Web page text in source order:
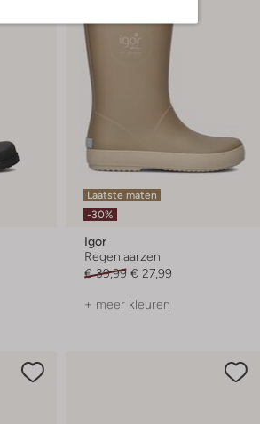
Laatste maten
-30%
Igor
Regenlaarzen
€ 39,99 € 27,99
+ meer kleuren